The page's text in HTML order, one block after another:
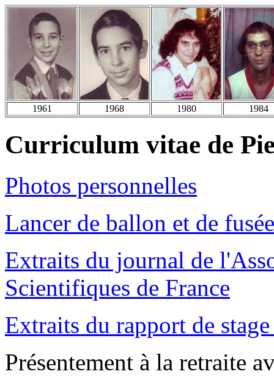
1961 1968 1980 1984
Curriculum vitae de
Photos personnelles
Lancer de ballon et de
Extraits du journal de
Scientifiques de France
Extraits du rapport de
Présentement à la retraite